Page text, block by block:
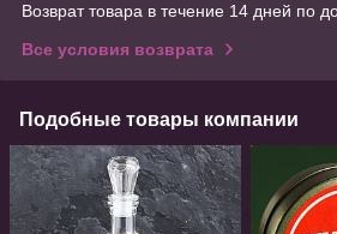
Возврат товара в течение 14 дней по
Все условия возврата
Подобные товары компании